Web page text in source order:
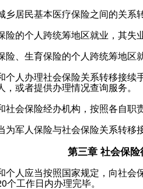
居民基本医疗保险之间的关系
险的个人跨统筹地区就业，其失
险、生育保险的个人跨统筹地区
个人办理社会保险关系转移接续
或者提供办理情况查询服务。
社会保险经办机构，按照各自职
军人保险与社会保险关系转移
第三章 社会保
个人应当按照国家规定，向社会
工作日内办理完毕。